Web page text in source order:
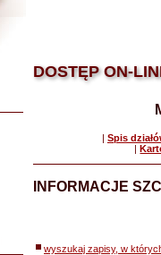
DOSTĘP ON-
| Spis
|
INFORMACJE
wyszukaj zapisy, w